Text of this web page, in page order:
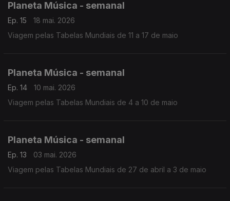
Planeta Música - semanal
Ep. 15
18 mai. 2026
Viagem pelas Tabelas Mundiais de 11 a 17 de maio
Planeta Música - semanal
Ep. 14
10 mai. 2026
Viagem pelas Tabelas Mundiais de 4 a 10 de maio
Planeta Música - semanal
Ep. 13
03 mai. 2026
Viagem pelas Tabelas Mundiais de 27 de abril a 3 de maio